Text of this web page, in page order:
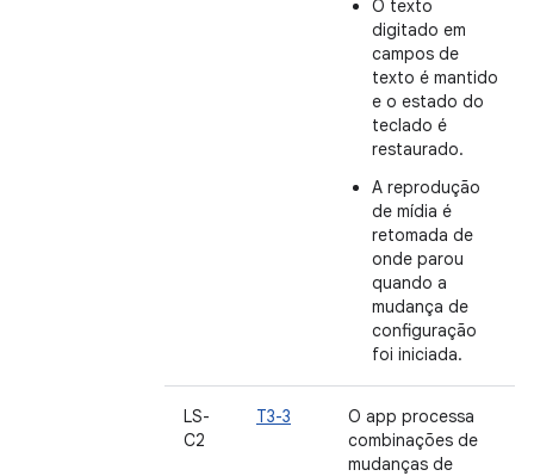
O texto
digitado em
campos de
texto é mantido
e o estado do
teclado é
restaurado.
A reprodução
de mídia é
retomada de
onde parou
quando a
mudança de
configuração
foi iniciada.
LS-
C2
T3-3
O app processa
combinações de
mudanças de